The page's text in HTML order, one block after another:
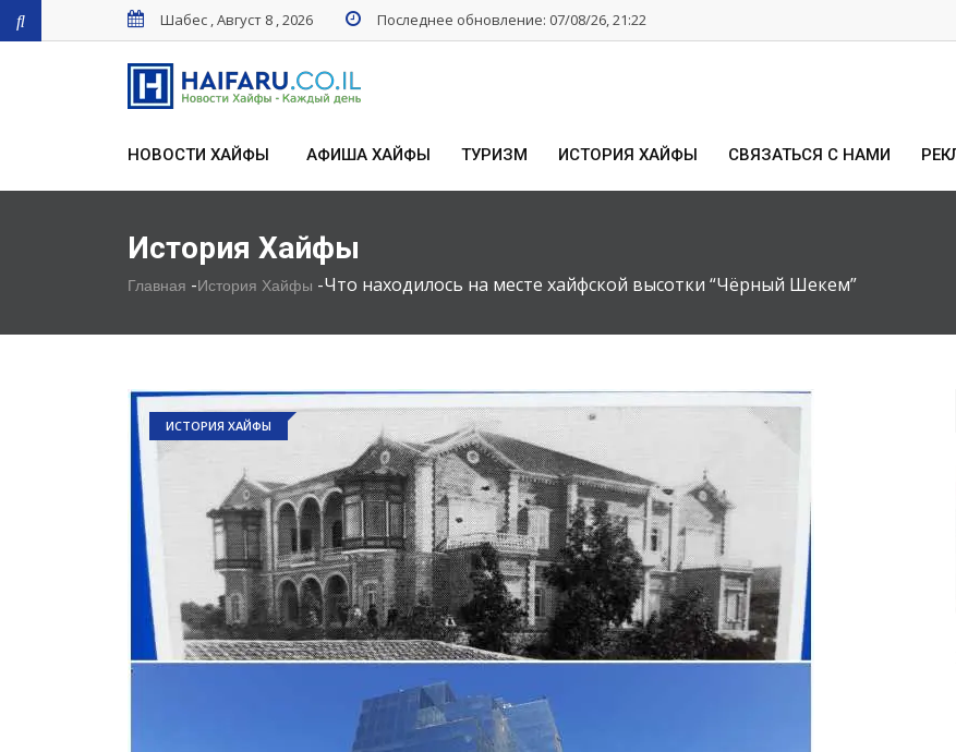
Шабес , Август 8 , 2026 Последнее обновление: 07/08/26, 21:22
НОВОСТИ ХАЙФЫ АФИША ХАЙФЫ ТУРИЗМ ИСТОРИЯ ХАЙФЫ СВЯЗАТЬСЯ С НАМИ
История Хайфы
Главная -История Хайфы -Что находилось на месте хайфской высотки “Чёрный Шекем”
ИСТОРИЯ ХАЙФЫ